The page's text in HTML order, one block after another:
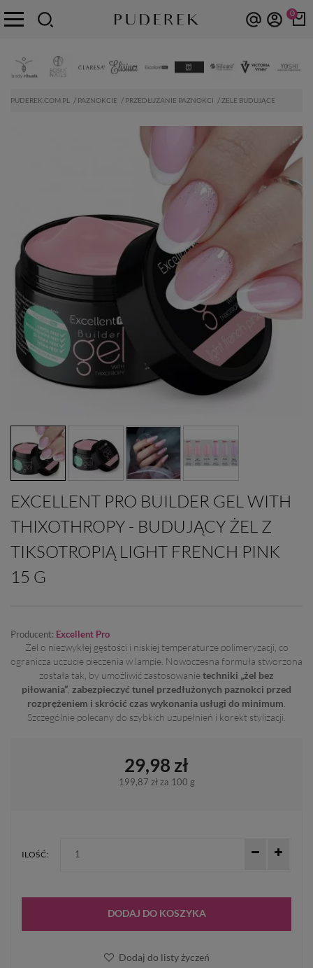
0
PUDEREK.COM.PL PAZNOKCIE PRZEDŁUŻANIE PAZNOKCI ŻELE BUDUJĄCE
EXCELLENT PRO BUILDER GEL WITH
THIXOTHROPY - BUDUJĄCY ŻEL Z
TIKSOTROPIĄ LIGHT FRENCH PINK
15 G
Producent: Excellent Pro
Żel o niezwykłej gęstości i niskiej temperaturze polimeryzacji, co
ogranicza uczucie pieczenia w lampie. Nowoczesna formuła stworzona
została tak, by umożliwić zastosowanietechniki „żel bez
piłowania” zabezpieczyć tunel przedłużonych paznokci przed
rozprężeniem i skrócić czas wykonania usługi do minimum
Szczególnie polecany do szybkich uzupełnień i korekt stylizacji.
29,98 zł
199,87 złza 100 g
ILOŚĆ:
DODAJ DO KOSZYKA
Dodaj do listy życzeń